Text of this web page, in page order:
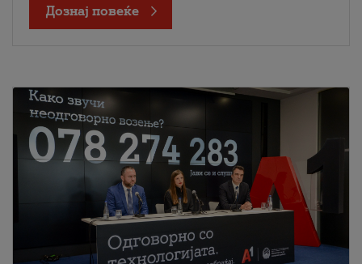
Дознај повеќе